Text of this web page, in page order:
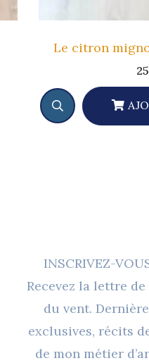
Le citron
INSCRIVEZ-
Recevez la lettre
du vent.
exclusives, récits
de mon métier